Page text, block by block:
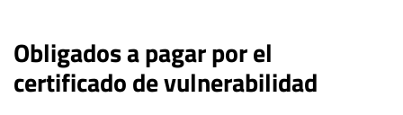
Obligados a pagar por el
certificado de vulnerabilidad